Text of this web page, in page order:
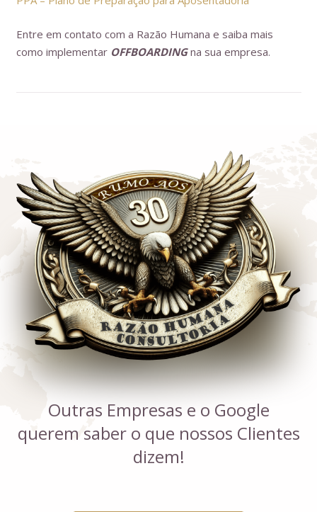
Entre em contato com a Razão Humana e saiba mais
como implementar OFFBOARDINGna sua empresa.
Outras Empresas e o Google
querem saber o que nossos Clientes
dizem!